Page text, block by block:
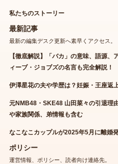
私たちのストーリー
最新記事
最新の編集デスク更新へ素早くアクセス。
【徹底解説】「バカ」の意味、語源
ィーブ・ジョブズの名言も完全解説！
伊澤星花の夫や学歴は？妊娠・王座返
元NMB48・SKE48 山田菜々の引退理
や家族関係、弟情報も含む
なこなこカップルが2025年5月に離婚
ポリシー
運営情報、ポリシー、読者向け連絡先。